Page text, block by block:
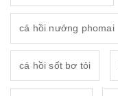
cá hồi nướng phomai
cá hồi sốt bơ tỏi